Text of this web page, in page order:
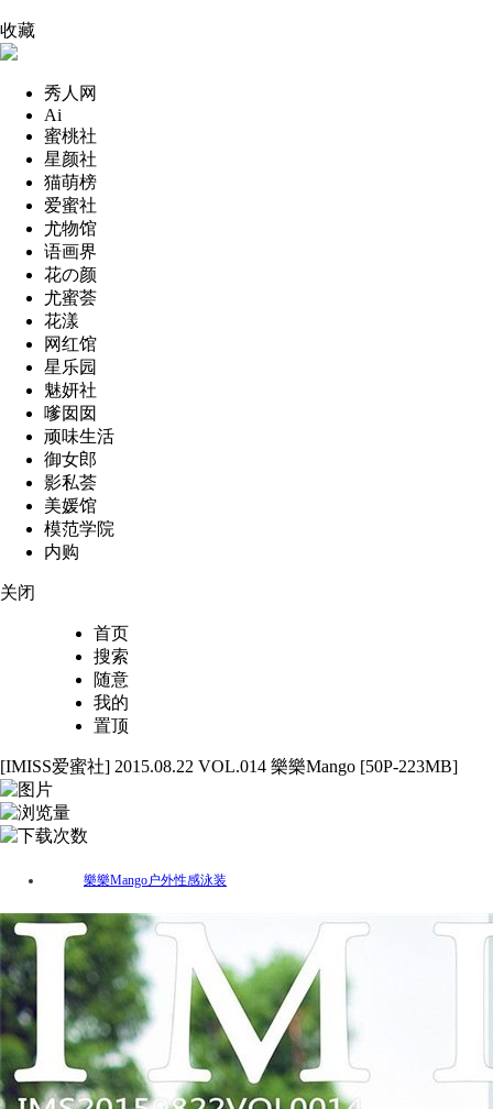
收藏
秀人网
Ai
蜜桃社
星颜社
猫萌榜
爱蜜社
尤物馆
语画界
花の颜
尤蜜荟
花漾
网红馆
星乐园
魅妍社
嗲囡囡
顽味生活
御女郎
影私荟
美媛馆
模范学院
内购
关闭
首页
搜索
随意
我的
置顶
[IMISS爱蜜社] 2015.08.22 VOL.014 樂樂Mango [50P-223MB]
樂樂Mango户外性感泳装